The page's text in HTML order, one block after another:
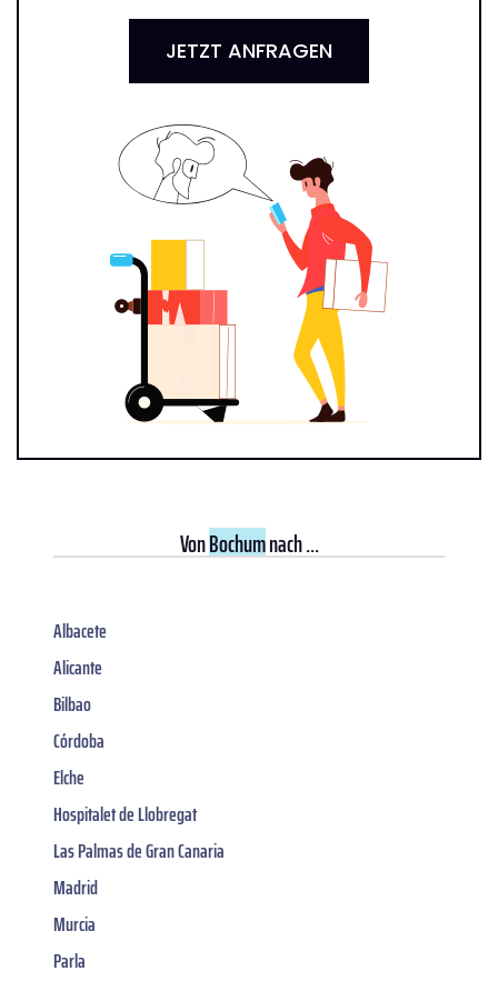
JETZT ANFRAGEN
VonBochumnach ...
Albacete
Alicante
Bilbao
Córdoba
Elche
Hospitalet de Llobregat
Las Palmas de Gran Canaria
Madrid
Murcia
Parla